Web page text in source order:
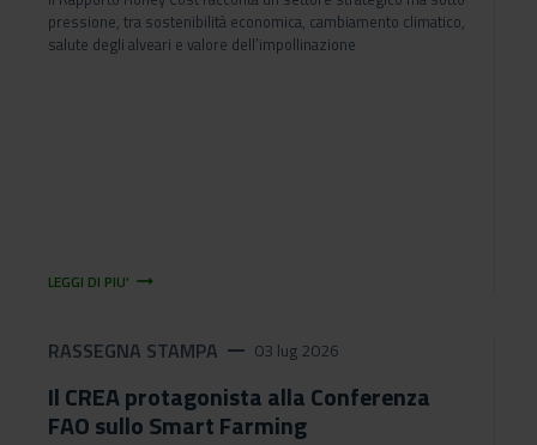
pressione, tra sostenibilità economica, cambiamento climatico,
salute degli alveari e valore dell’impollinazione
LEGGI DI PIU' arrow_right_alt
RASSEGNA STAMPA remove 03 lug 2026
Il CREA protagonista alla Conferenza
FAO sullo Smart Farming